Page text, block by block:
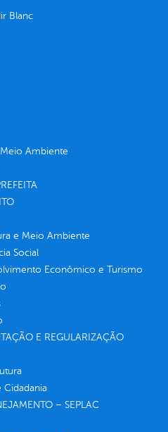
Blanc
Ambiente
e Meio Ambiente
Social
Econômico e Turismo
E REGULARIZAÇÃO
Cidadania
– SEPLAC